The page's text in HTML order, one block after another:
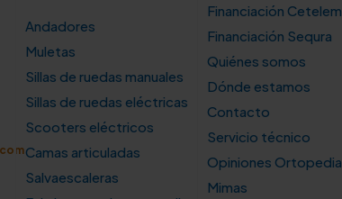
Andadores
Muletas
Sillas de ruedas manuales
Sillas de ruedas eléctricas
Scooters eléctricos
Camas articuladas
Salvaescaleras
Financiación Cetelem
Financiación Sequra
Quiénes somos
Dónde estamos
Contacto
Servicio técnico
Opiniones Ortopedia
Mimas